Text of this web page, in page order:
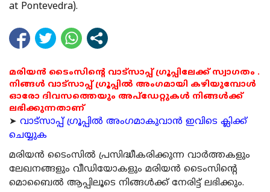
at Pontevedra).
മരിയൻ ടൈംസിന്റെ വാട്സാപ്പ് ഗ്രൂപ്പിലേക്ക് സ്വാഗതം .
നിങ്ങൾ വാട്സാപ്പ് ഗ്രൂപ്പിൽ അംഗമായി കഴിയുമ്പോൾ
ഓരോ ദിവസത്തെയും അപ്ഡേറ്റുകൾ നിങ്ങൾക്ക്
ലഭിക്കുന്നതാണ്
➤ വാട്സാപ്പ് ഗ്രൂപ്പിൽ അംഗമാകുവാൻ ഇവിടെ ക്ലിക്ക്
ചെയ്യുക
മരിയന്‍ ടൈംസില്‍ പ്രസിദ്ധീകരിക്കുന്ന വാര്‍ത്തകളും
ലേഖനങ്ങളും വീഡിയോകളും മരിയന്‍ ടൈംസിന്റെ
മൊബൈല്‍ ആപ്പിലൂടെ നിങ്ങള്‍ക്ക് നേരിട്ട് ലഭിക്കും.